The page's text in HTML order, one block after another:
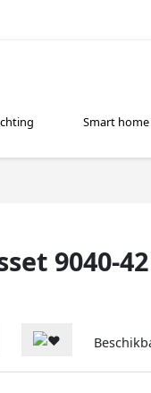
Smart home
9040-